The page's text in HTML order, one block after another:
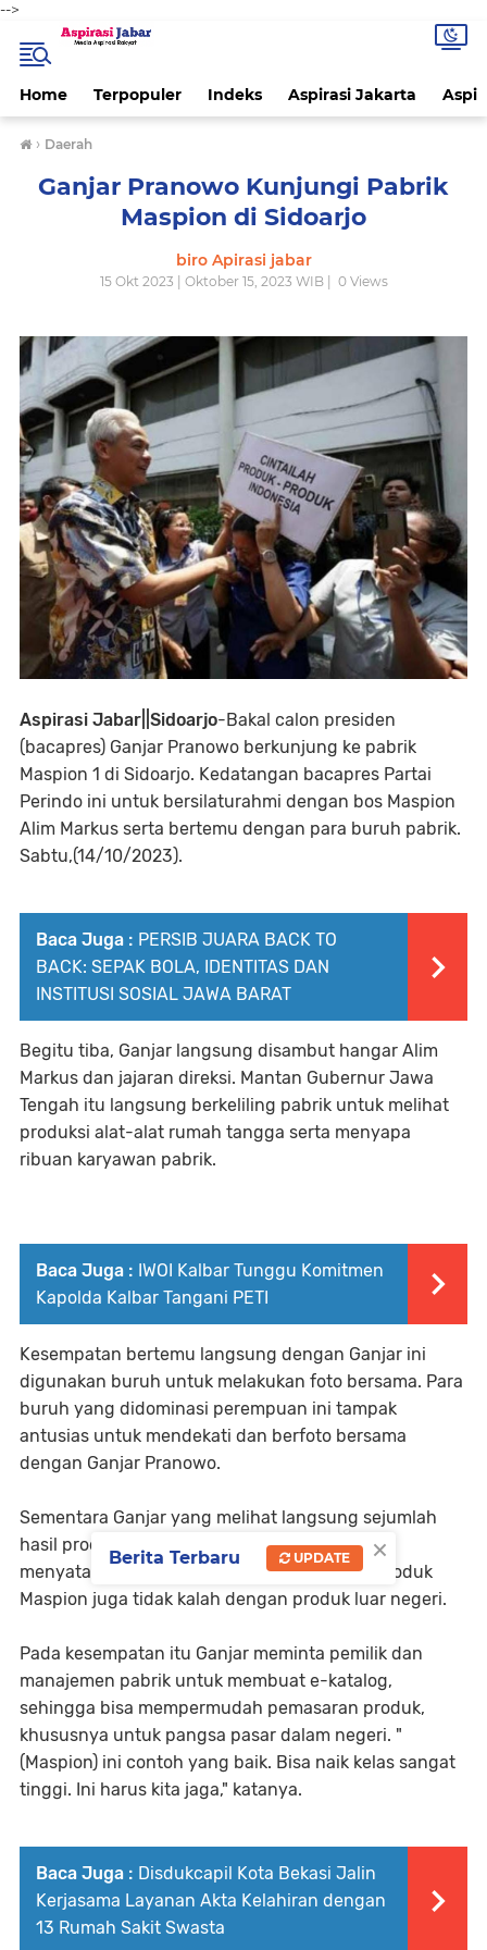
-->
Home Terpopuler Indeks Aspirasi Jakarta
› Daerah
Ganjar Pranowo Kunjungi Pabrik
Maspion di Sidoarjo
biro Apirasi jabar
15 Okt 2023 | Oktober 15, 2023 WIB | 0Views
Aspirasi Jabar||Sidoarjo-Bakal calon presiden
(bacapres) Ganjar Pranowo berkunjung ke pabrik
Maspion 1 di Sidoarjo. Kedatangan bacapres Partai
Perindo ini untuk bersilaturahmi dengan bos Maspion
Alim Markus serta bertemu dengan para buruh pabrik.
Sabtu,(14/10/2023).
Baca Juga : PERSIB JUARA BACK TO
BACK: SEPAK BOLA, IDENTITAS DAN
INSTITUSI SOSIAL JAWA BARAT
Begitu tiba, Ganjar langsung disambut hangar Alim
Markus dan jajaran direksi. Mantan Gubernur Jawa
Tengah itu langsung berkeliling pabrik untuk melihat
produksi alat-alat rumah tangga serta menyapa
ribuan karyawan pabrik.
Baca Juga : IWOI Kalbar Tunggu Komitmen
Kapolda Kalbar Tangani PETI
Kesempatan bertemu langsung dengan Ganjar ini
digunakan buruh untuk melakukan foto bersama. Para
buruh yang didominasi perempuan ini tampak
antusias untuk mendekati dan berfoto bersama
dengan Ganjar Pranowo.
Sementara Ganjar yang melihat langsung sejumlah
hasil produksi unggulan alat rumah tangga
menyatakan apresiasinya. Apalagi, kualitas produk
Maspion juga tidak kalah dengan produk luar negeri.
Pada kesempatan itu Ganjar meminta pemilik dan
manajemen pabrik untuk membuat e-katalog,
sehingga bisa mempermudah pemasaran produk,
khususnya untuk pangsa pasar dalam negeri. "
(Maspion) ini contoh yang baik. Bisa naik kelas sangat
tinggi. Ini harus kita jaga," katanya.
Baca Juga : Disdukcapil Kota Bekasi Jalin
Kerjasama Layanan Akta Kelahiran dengan
13 Rumah Sakit Swasta
×
Berita Terbaru UPDATE